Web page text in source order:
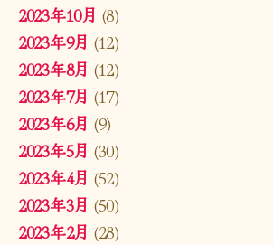
2023年10月 (8)
2023年9月 (12)
2023年8月 (12)
2023年7月 (17)
2023年6月 (9)
2023年5月 (30)
2023年4月 (52)
2023年3月 (50)
2023年2月 (28)